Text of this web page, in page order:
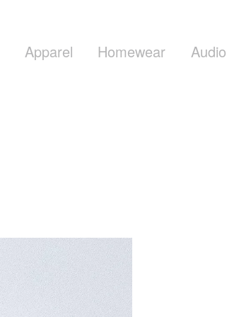
Apparel Homewear Audio